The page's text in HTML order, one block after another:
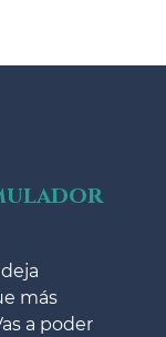
más
a poder